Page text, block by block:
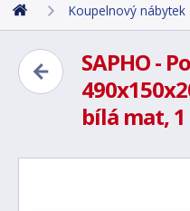
Koupelnový nábytek
SAPHO -
bílá mat,